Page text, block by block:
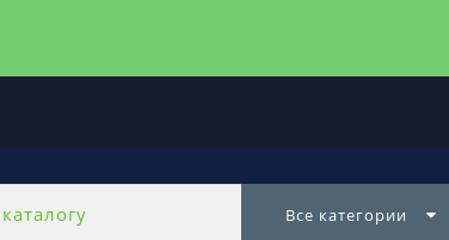
Все категории